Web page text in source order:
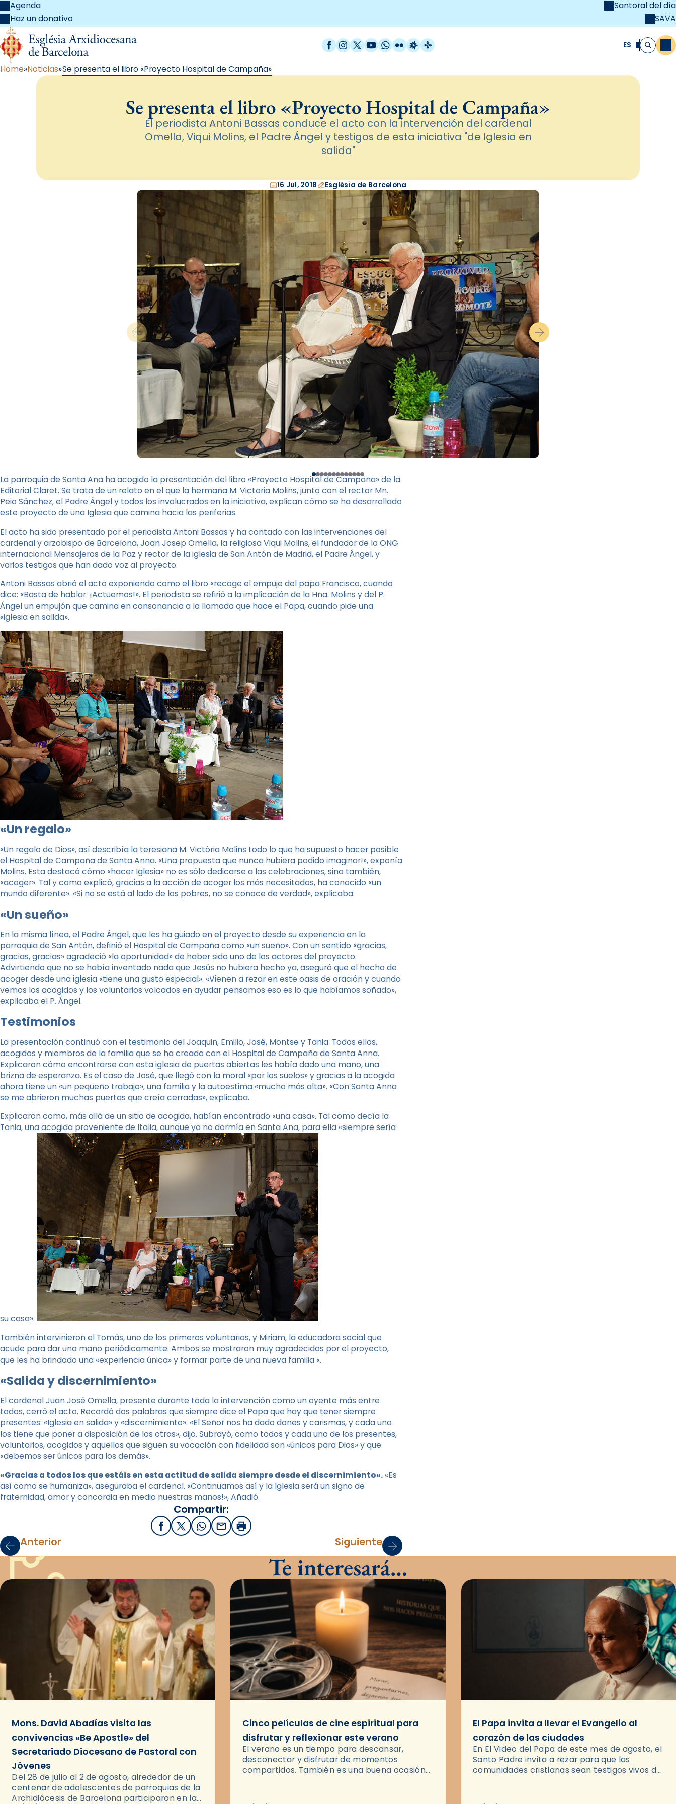
Agenda
Haz un donativo
Santoral del día
SAVA
Facebook
Instagram
X / Twitter
YouTube
WhatsApp
FlickrRadio Estel
Catalunya Cristiana ES Buscar
Home Noticias Se presenta el libro «Proyecto Hospital de Campaña»
Se presenta el libro «Proyecto Hospital de Campaña»
El periodista Antoni Bassas conduce el acto con la intervención del cardenal
Omella, Viqui Molins, el Padre Ángel y testigos de esta iniciativa "de Iglesia en
salida"
16 Jul, 2018 Església de Barcelona
La parroquia de Santa Ana ha acogido la presentación del libro «Proyecto Hospital de Campaña» de la
Editorial Claret. Se trata de un relato en el que la hermana M. Victoria Molins, junto con el rector Mn.
Peio Sánchez, el Padre Ángel y todos los involucrados en la iniciativa, explican cómo se ha desarrollado
este proyecto de una Iglesia que camina hacia las periferias.
El acto ha sido presentado por el periodista Antoni Bassas y ha contado con las intervenciones del
cardenal y arzobispo de Barcelona, ​​Joan Josep Omella, la religiosa Viqui Molins, el fundador de la ONG
internacional Mensajeros de la Paz y rector de la iglesia de San Antón de Madrid, el Padre Ángel, y
varios testigos que han dado voz al proyecto.
Antoni Bassas abrió el acto exponiendo como el libro «recoge el empuje del papa Francisco, cuando
dice: «Basta de hablar. ¡Actuemos!». El periodista se refirió a la implicación de la Hna. Molins y del P.
Ángel un empujón que camina en consonancia a la llamada que hace el Papa, cuando pide una
«iglesia en salida».
«Un regalo»
«Un regalo de Dios», así describía la teresiana M. Victòria Molins todo lo que ha supuesto hacer posible
el Hospital de Campaña de Santa Anna. «Una propuesta que nunca hubiera podido imaginar!», exponía
Molins. Esta destacó cómo «hacer Iglesia» no es sólo dedicarse a las celebraciones, sino también,
«acoger». Tal y como explicó, gracias a la acción de acoger los más necesitados, ha conocido «un
mundo diferente». «Si no se está al lado de los pobres, no se conoce de verdad», explicaba.
«Un sueño»
En la misma línea, el Padre Ángel, que les ha guiado en el proyecto desde su experiencia en la
parroquia de San Antón, definió el Hospital de Campaña como «un sueño». Con un sentido «gracias,
gracias, gracias» agradeció «la oportunidad» de haber sido uno de los actores del proyecto.
Advirtiendo que no se había inventado nada que Jesús no hubiera hecho ya, aseguró que el hecho de
acoger desde una iglesia «tiene una gusto especial». «Vienen a rezar en este oasis de oración y cuando
vemos los acogidos y los voluntarios volcados en ayudar pensamos eso es lo que habíamos soñado»,
explicaba el P. Ángel.
Testimonios
La presentación continuó con el testimonio del Joaquin, Emilio, José, Montse y Tania. Todos ellos,
acogidos y miembros de la familia que se ha creado con el Hospital de Campaña de Santa Anna.
Explicaron cómo encontrarse con esta iglesia de puertas abiertas les había dado una mano, una
brizna de esperanza. Es el caso de José, que llegó con la moral «por los suelos» y gracias a la acogida
ahora tiene un «un pequeño trabajo», una familia y la autoestima «mucho más alta». «Con Santa Anna
se me abrieron muchas puertas que creía cerradas», explicaba.
Explicaron como, más allá de un sitio de acogida, habían encontrado «una casa». Tal como decía la
Tania, una acogida proveniente de Italia, aunque ya no dormía en Santa Ana, para ella «siempre sería
su casa».
También intervinieron el Tomás, uno de los primeros voluntarios, y Miriam, la educadora social que
acude para dar una mano periódicamente. Ambos se mostraron muy agradecidos por el proyecto,
que les ha brindado una «experiencia única» y formar parte de una nueva familia «.
«Salida y discernimiento»
El cardenal Juan José Omella, presente durante toda la intervención como un oyente más entre
todos, cerró el acto. Recordó dos palabras que siempre dice el Papa que hay que tener siempre
presentes: «Iglesia en salida» y «discernimiento». «El Señor nos ha dado dones y carismas, y cada uno
los tiene que poner a disposición de los otros», dijo. Subrayó, como todos y cada uno de los presentes,
voluntarios, acogidos y aquellos que siguen su vocación con fidelidad son «únicos para Dios» y que
«debemos ser únicos para los demás».
«Gracias a todos los que estáis en esta actitud de salida siempre desde el discernimiento». «Es
así como se humaniza», aseguraba el cardenal. «Continuamos así y la Iglesia será un signo de
fraternidad, amor y concordia en medio nuestras manos!», Añadió.
Compartir:
FacebookX / Twitter
WhatsApp
EmailImprimir
Anterior Siguiente
Te interesará…
Mons. David Abadías visita las
convivencias «Be Apostle» del
Secretariado Diocesano de Pastoral con
Jóvenes
Del 28 de julio al 2 de agosto, alrededor de un
centenar de adolescentes de parroquias de la
Archidiócesis de Barcelona participaron en las
Cinco películas de cine espiritual para
disfrutar y reflexionar este verano
El verano es un tiempo para descansar,
desconectar y disfrutar de momentos
compartidos. También es una buena ocasión
El Papa invita a llevar el Evangelio al
corazón de las ciudades
En El Video del Papa de este mes de agosto, el
Santo Padre invita a rezar para que las
comunidades cristianas sean testigos vivos del